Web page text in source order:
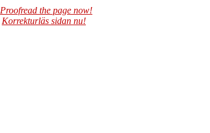
Proofread the page now!
Korrekturläs sidan nu!